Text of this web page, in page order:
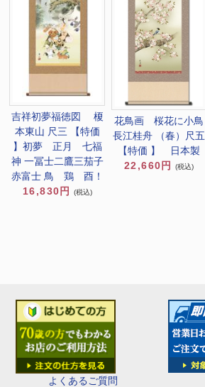
よくあるご質問
吉祥初夢福徳図 榎
本東山 尺三 【特価
】初夢 正月 七福
神 一冨士二鷹三茄子
赤富士 鳥 鶏 酉！
16,830円
(税込)
花鳥画 桜花に小鳥
長江桂舟 （春）尺五
【特価 】 日本製
22,660円
(税込)